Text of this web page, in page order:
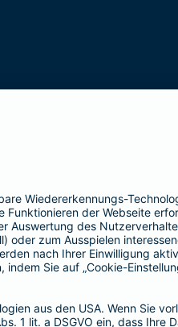
Fähigkeiten der Kinder